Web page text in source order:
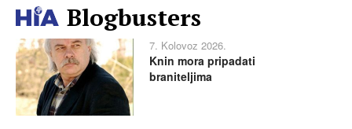
Blogbusters
7. Kolovoz 2026.
Knin mora pripadati
braniteljima